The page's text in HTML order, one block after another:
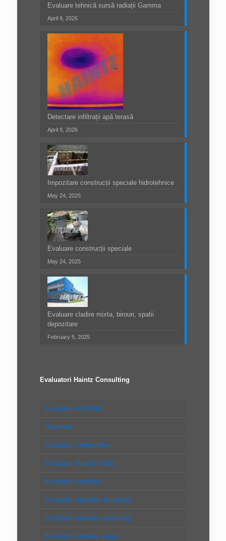
Evaluare tehnică sursă radiații Gamma
April 9, 2026
Detectare infiltrații apă terasă
April 9, 2026
Impozitare construcții speciale hidrotehnice
May 24, 2025
Evaluare construcții speciale
May 24, 2025
Evaluare cladire mixta, birouri, spatii
depozitare
February 5, 2025
Evaluatori Haintz Consulting
Evaluatori ANEVAR
Parteneri
Evaluatori Intreprinderi
Evaluatori Bunuri Mobile
Evaluatori Imobiliari
Evaluatori imobiliari Bucureşti
Evaluatori imobiliari autorizaţi
Evaluator imobiliar expert